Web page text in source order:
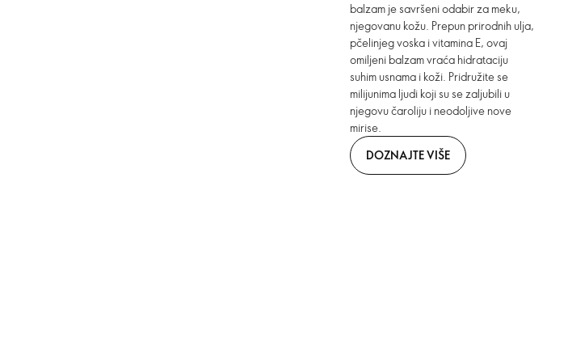
balzam je savršeni odabir za meku,
njegovanu kožu. Prepun prirodnih ulja,
pčelinjeg voska i vitamina E, ovaj
omiljeni balzam vraća hidrataciju
suhim usnama i koži. Pridružite se
milijunima ljudi koji su se zaljubili u
njegovu čaroliju i neodoljive nove
mirise.
DOZNAJTE VIŠE